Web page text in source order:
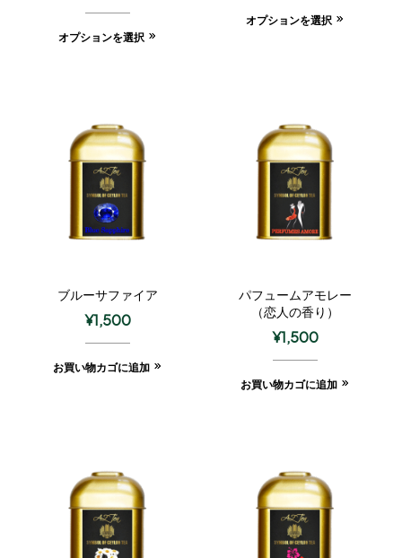
オプションを選択
オプションを選択
ブルーサファイア
¥1,500
お買い物カゴに追加
パフュームアモレー
（恋人の香り）
¥1,500
お買い物カゴに追加